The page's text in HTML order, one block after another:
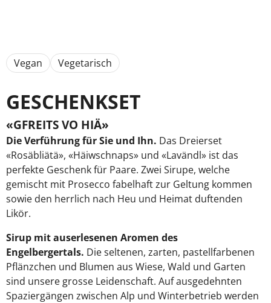
Vegan Vegetarisch
GESCHENKSET
«GFREITS VO HIÄ»
Die Verführung für Sie und Ihn. Das Dreierset
«Rosäbliätä», «Häiwschnaps» und «Lavändl» ist das
perfekte Geschenk für Paare. Zwei Sirupe, welche
gemischt mit Prosecco fabelhaft zur Geltung kommen
sowie den herrlich nach Heu und Heimat duftenden
Likör.
Sirup mit auserlesenen Aromen des
Engelbergertals. Die seltenen, zarten, pastellfarbenen
Pflänzchen und Blumen aus Wiese, Wald und Garten
sind unsere grosse Leidenschaft. Auf ausgedehnten
Spaziergängen zwischen Alp und Winterbetrieb werden